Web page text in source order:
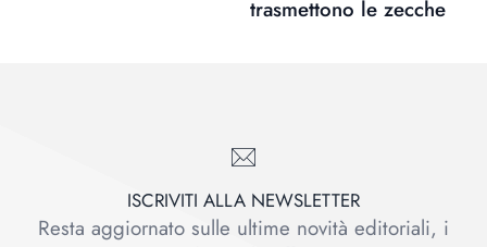
trasmettono le zecche
ISCRIVITI ALLA NEWSLETTER
Resta aggiornato sulle ultime novità editoriali, i